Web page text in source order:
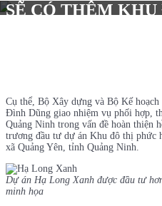
SẼ CÓ THÊM
Cụ thể, Bộ Xây dựng và Bộ Kế
Đình Dũng giao nhiệm vụ phối hợp,
Quảng Ninh trong vấn đề hoàn thiện
trương đầu tư dự án Khu đô thị phức
xã Quảng Yên, tỉnh Quảng Ninh.
Dự án Hạ Long Xanh được đầu tư
minh họa